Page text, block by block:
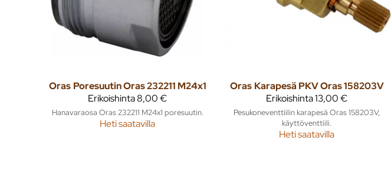
Oras Poresuutin Oras 232211 M24x1
Erikoishinta8,00 €
Hanavaraosa Oras 232211 M24x1 poresuutin.
Heti saatavilla
Oras Karapesä PKV Oras 158203V
Erikoishinta13,00 €
Pesukoneventtiilin karapesä Oras 158203V,
käyttöventtiili.
Heti saatavilla